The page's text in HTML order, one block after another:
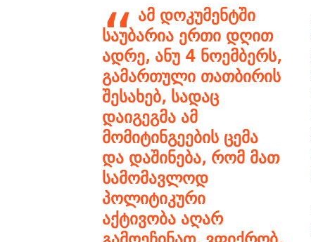
ამ დოკუმენტში
საუბარია ერთი დღით
ადრე, ანუ 4 ნოემბერს,
გამართული თათბირის
შესახებ, სადაც
დაიგეგმა ამ
მომიტინგეების ცემა
და დაშინება, რომ მათ
სამომავლოდ
პოლიტიკური
აქტივობა აღარ